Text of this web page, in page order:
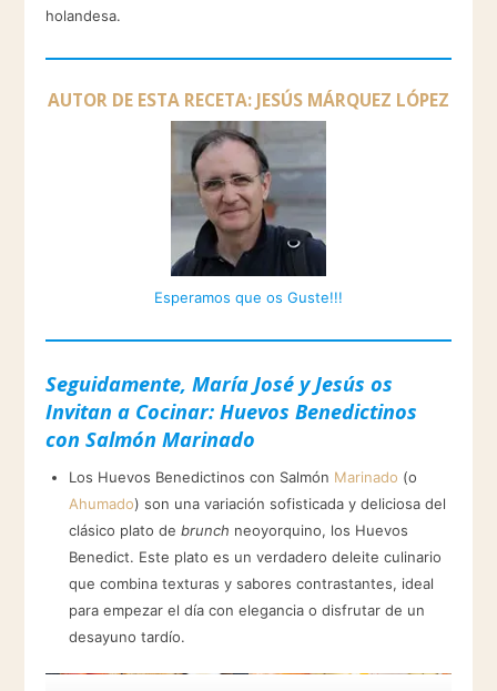
holandesa.
AUTOR DE ESTA RECETA: JESÚS MÁRQUEZ LÓPEZ
Esperamos que os Guste!!!
Seguidamente, María José y Jesús os
Invitan a Cocinar: Huevos Benedictinos
con Salmón Marinado
Los Huevos Benedictinos con Salmón Marinado (o
Ahumado) son una variación sofisticada y deliciosa del
clásico plato de brunch neoyorquino, los Huevos
Benedict. Este plato es un verdadero deleite culinario
que combina texturas y sabores contrastantes, ideal
para empezar el día con elegancia o disfrutar de un
desayuno tardío.